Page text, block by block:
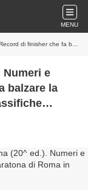
MENU
di Roma in testa alle classifiche mondiali
Numeri e
balzare la